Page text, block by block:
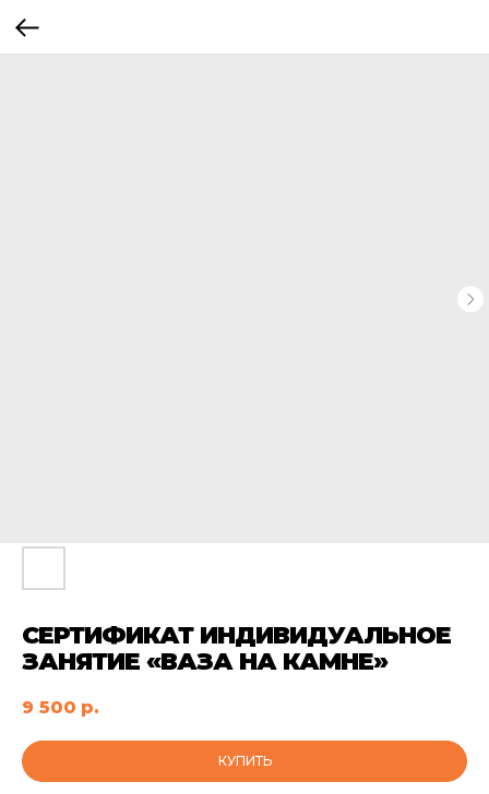
СЕРТИФИКАТ ИНДИВИДУАЛЬНОЕ
ЗАНЯТИЕ «ВАЗА НА КАМНЕ»
9 500 р.
КУПИТЬ